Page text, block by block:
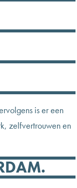
is er een
zelfvertrouwen en